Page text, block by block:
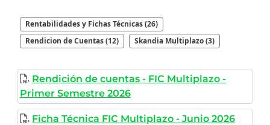
Rentabilidades y Fichas Técnicas (26)
Rendicion de Cuentas (12)
Skandia Multiplazo (3)
Rendición de cuentas - FIC Multiplazo -
Primer Semestre 2026
Ficha Técnica FIC Multiplazo - Junio 2026